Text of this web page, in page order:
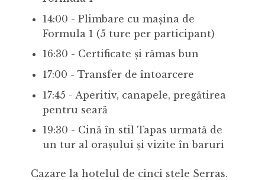
14:00 - Plimbare cu mașina de
Formula 1 (5 ture per participant)
16:30 - Certificate și rămas bun
17:00 - Transfer de întoarcere
17:45 - Aperitiv, canapele, pregătirea
pentru seară
19:30 - Cină în stil Tapas urmată de
un tur al orașului și vizite în baruri
Cazare la hotelul de cinci stele Serras.